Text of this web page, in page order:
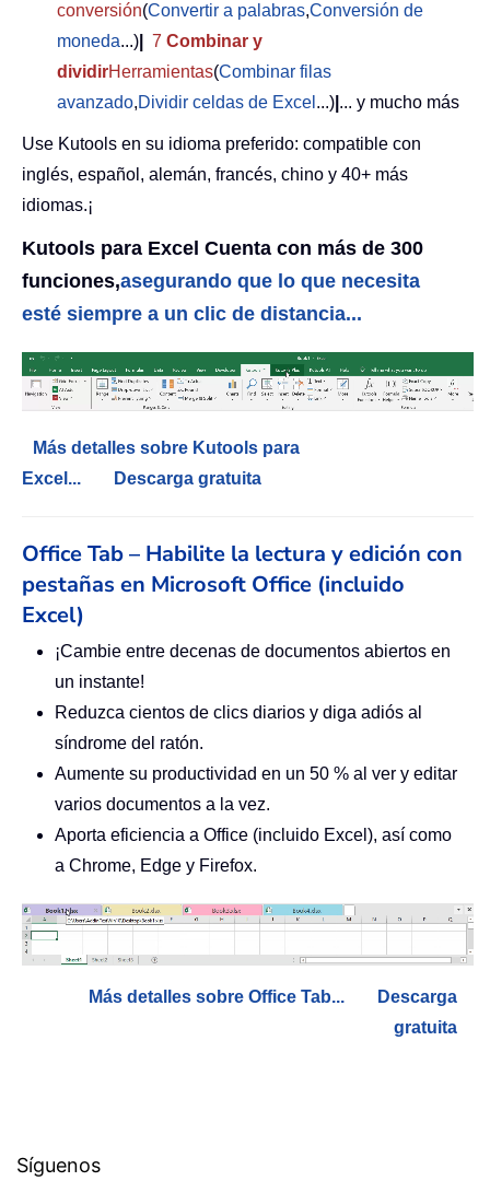
conversión(Convertir a palabras,Conversión de
moneda...) 7 Combinar y
dividirHerramientas(Combinar filas
avanzado,Dividir celdas de Excel ...) ... y mucho más
Use Kutools en su idioma preferido: compatible con
inglés, español, alemán, francés, chino y 40+ más
idiomas.¡
Kutools para Excel Cuenta con más de 300
funciones,asegurando que lo que necesita
esté siempre a un clic de distancia...
Más detalles sobre Kutools para
Excel...
Descarga gratuita
Office Tab – Habilite la lectura y edición con
pestañas en Microsoft Office (incluido
Excel)
¡Cambie entre decenas de documentos abiertos en
un instante!
Reduzca cientos de clics diarios y diga adiós al
síndrome del ratón.
Aumente su productividad en un 50 % al ver y editar
varios documentos a la vez.
Aporta eficiencia a Office (incluido Excel), así como
a Chrome, Edge y Firefox.
Más detalles sobre Office Tab...
Descarga
gratuita
Síguenos